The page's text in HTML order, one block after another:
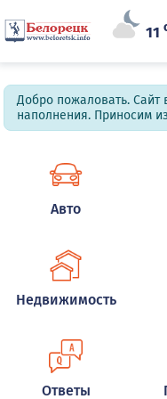
11
Добро пожаловать. Сайт
наполнения. Приносим
Авто
Недвижимость
Ответы